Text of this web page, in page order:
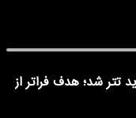
تتر شد؛ هدف فراتر از